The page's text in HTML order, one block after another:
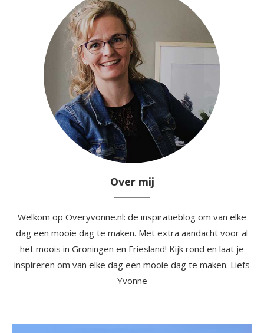
Over mij
Welkom op Overyvonne.nl: de inspiratieblog om van elke
dag een mooie dag te maken. Met extra aandacht voor al
het moois in Groningen en Friesland! Kijk rond en laat je
inspireren om van elke dag een mooie dag te maken. Liefs
Yvonne